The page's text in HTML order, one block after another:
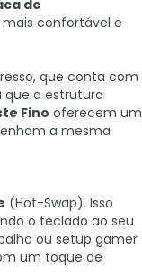
de
confortável e
que conta com
que a estrutura
Fino oferecem um
a mesma
(Hot-Swap). Isso
o teclado ao seu
ou setup gamer
um toque de